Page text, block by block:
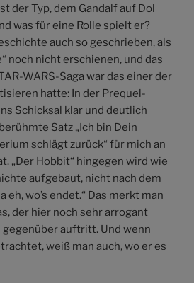
der Typ, dem Gandalf auf Dol
was für eine Rolle spielt er?
auch so geschrieben, als
noch nicht erschienen, und das
WARS-Saga war das einer der
hatte: In der Prequel-
Schicksal klar und deutlich
Satz „Ich bin Dein
schlägt zurück“ für mich an
„Der Hobbit“ hingegen wird wie
aufgebaut, nicht nach dem
eh, wo’s endet.“ Das merkt man
der hier noch sehr arrogant
gegenüber auftritt. Und wenn
weiß man auch, wo er es